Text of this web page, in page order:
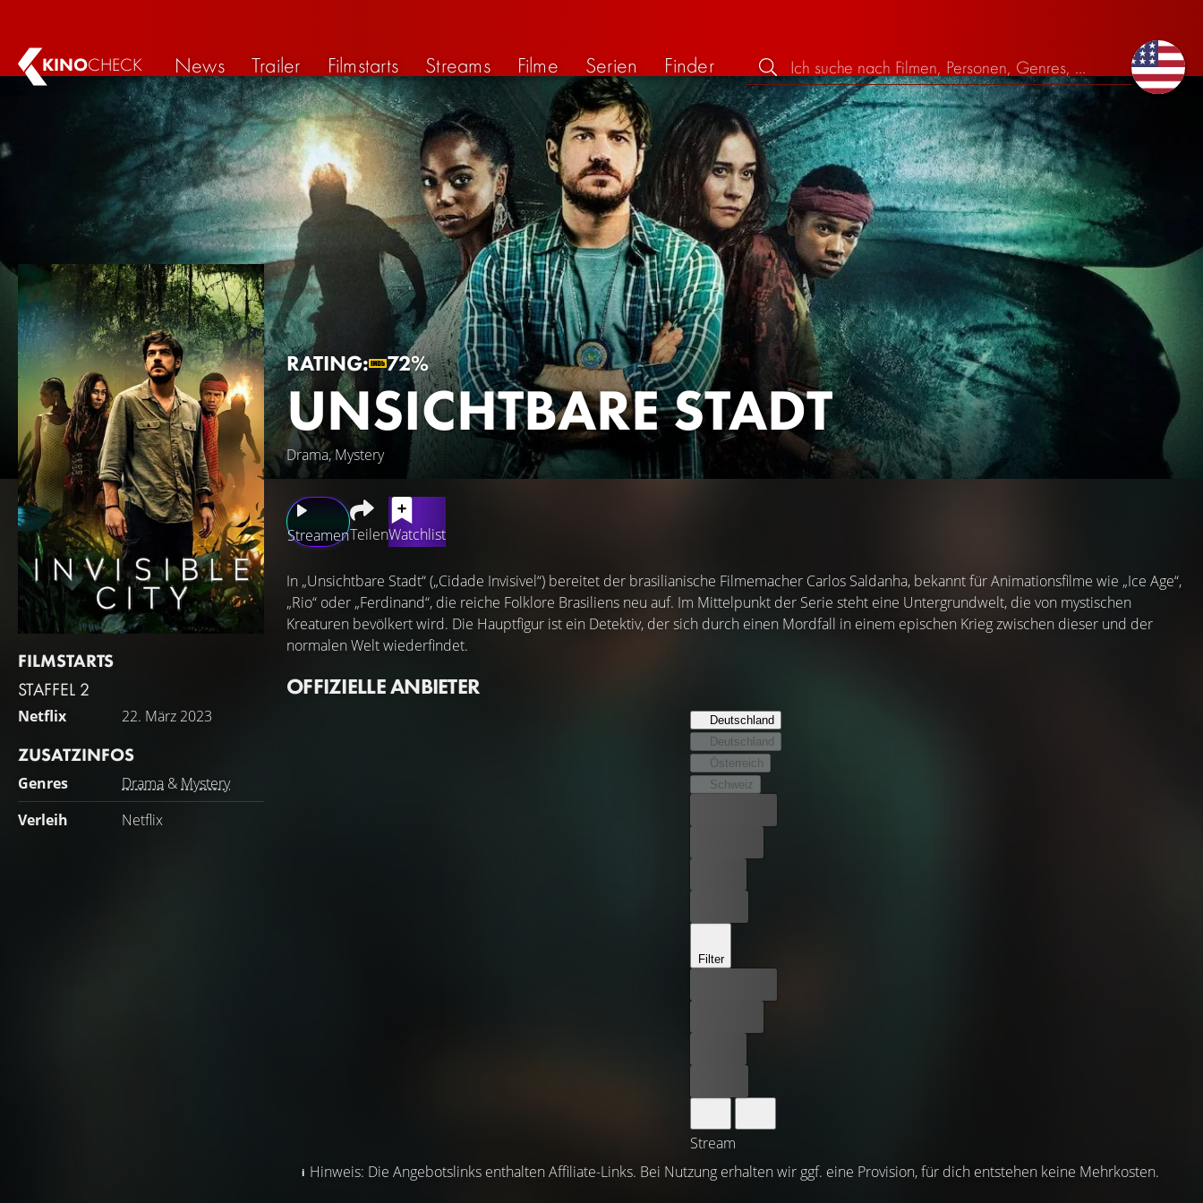
KINOCHECK News Trailer Filmstarts Streams Filme Serien Finder
RATING: 72%
UNSICHTBARE STADT
Drama, Mystery
FILMSTARTS
STAFFEL 2
Netflix 22. März 2023
ZUSATZINFOS
Genres Drama & Mystery
Verleih
Netflix
StreamenTeilenWatchlist
In „Unsichtbare Stadt“ („Cidade Invisivel“) bereitet der brasilianische Filmemacher Carlos Saldanha, bekannt für Animationsfilme wie „Ice Age“,
„Rio“ oder „Ferdinand“, die reiche Folklore Brasiliens neu auf. Im Mittelpunkt der Serie steht eine Untergrundwelt, die von mystischen
Kreaturen bevölkert wird. Die Hauptfigur ist ein Detektiv, der sich durch einen Mordfall in einem epischen Krieg zwischen dieser und der
normalen Welt wiederfindet.
OFFIZIELLE ANBIETER
Deutschland
Deutschland
Österreich
Schweiz
Filter
Stream
Hinweis: Die Angebotslinks enthalten Affiliate-Links. Bei Nutzung erhalten wir ggf. eine Provision, für dich entstehen keine Mehrkosten.